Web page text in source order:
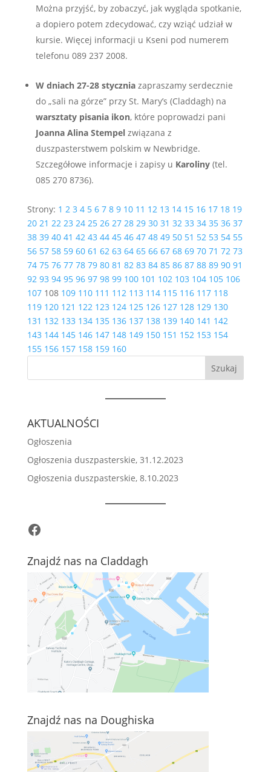
Można przyjść, by zobaczyć, jak wygląda spotkanie,
a dopiero potem zdecydować, czy wziąć udział w
kursie. Więcej informacji u Kseni pod numerem
telefonu 089 237 2008.
W dniach 27-28 styczniazapraszamy serdecznie
do „sali na górze” przy St. Mary’s (Claddagh) na
warsztaty pisania ikon, które poprowadzi pani
Joanna Alina Stempelzwiązana z
duszpasterstwem polskim w Newbridge.
Szczegółowe informacje i zapisy u Karoliny(tel.
085 270 8736).
Strony: 1 2 3 4 5 6 7 8 9 10 11 12 13 14 15 16 17 18 19
20 21 22 23 24 25 26 27 28 29 30 31 32 33 34 35 36 37
38 39 40 41 42 43 44 45 46 47 48 49 50 51 52 53 54 55
56 57 58 59 60 61 62 63 64 65 66 67 68 69 70 71 72 73
74 75 76 77 78 79 80 81 82 83 84 85 86 87 88 89 90 91
92 93 94 95 96 97 98 99 100 101 102 103 104 105 106
107 108 109 110 111 112 113 114 115 116 117 118
119 120 121 122 123 124 125 126 127 128 129 130
131 132 133 134 135 136 137 138 139 140 141 142
143 144 145 146 147 148 149 150 151 152 153 154
155 156 157 158 159 160
Szukaj
AKTUALNOŚCI
Ogłoszenia
Ogłoszenia duszpasterskie, 31.12.2023
Ogłoszenia duszpasterskie, 8.10.2023
Facebook
Znajdź nas na Claddagh
Znajdź nas na Doughiska